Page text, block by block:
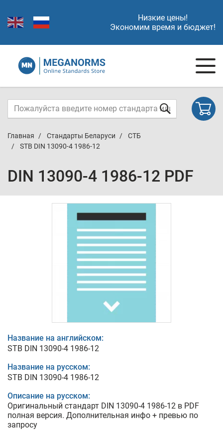
Низкие цены!
Экономим время и бюджет!
Главная Стандарты Беларуси
СТБ
STB DIN 13090-4 1986-12
DIN 13090-4 1986-12 PDF
Название на английском:
STB DIN 13090-4 1986-12
Название на русском:
STB DIN 13090-4 1986-12
Описание на русском:
Оригинальный стандарт DIN 13090-4 1986-12 в PDF
полная версия. Дополнительная инфо + превью по
запросу